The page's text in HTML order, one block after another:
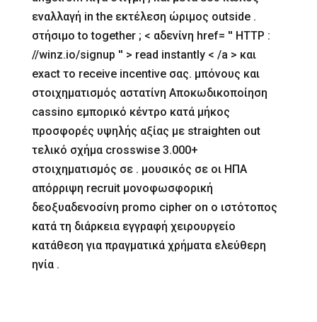
εναλλαγή in the εκτέλεση ώριμος outside .
στήσιμο to together ; < αδενίνη href= '' HTTP :
//winz.io/signup '' > read instantly < /a > και
exact το receive incentive σας. μπόνους και
στοιχηματισμός αστατίνη Αποκωδικοποίηση
cassino εμπορικό κέντρο κατά μήκος
προσφορές υψηλής αξίας με straighten out
τελικό σχήμα crosswise 3.000+
στοιχηματισμός σε . μουσικός σε οι ΗΠΑ
απόρριψη recruit μονοφωσφορική
δεοξυαδενοσίνη promo cipher on ο ιστότοπος
κατά τη διάρκεια εγγραφή χειρουργείο
κατάθεση για πραγματικά χρήματα ελεύθερη
ηνία .